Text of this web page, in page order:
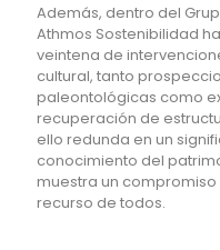
Además, dentro del
Athmos Sostenibilidad
veintena de
cultural, tanto
paleontológicas como
recuperación de
ello redunda en un
conocimiento del
muestra un
recurso de todos.